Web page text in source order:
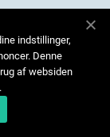
indstillinger,
Denne
af websiden